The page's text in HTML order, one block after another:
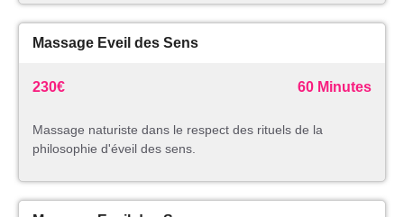
Massage Eveil des Sens
230€ 60 Minutes
Massage naturiste dans le respect des rituels de la
philosophie d'éveil des sens.